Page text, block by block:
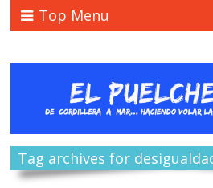
Top Menu
Tag archives for